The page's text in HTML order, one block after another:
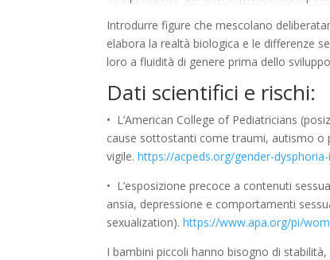
Introdurre figure che mescolano
elabora la realtà biologica e le differenze
loro a fluidità di genere prima dello
Dati scientifici e rischi:
• L’American College of Pediatricians
cause sottostanti come traumi, autismo o
vigile. https://acpeds.org/gender-
• L’esposizione precoce a contenuti
ansia, depressione e comportamenti
sexualization). https://www.apa.org/pi/
I bambini piccoli hanno bisogno di